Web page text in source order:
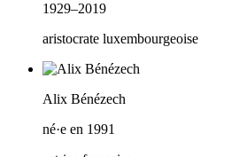
1929–2019
aristocrate luxembourgeoise
Alix Bénézech
né·e en 1991